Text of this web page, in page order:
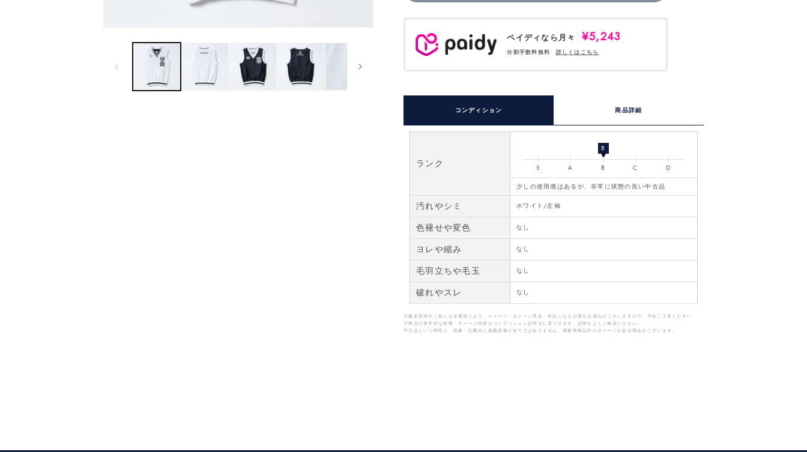
ペイディなら月々 ¥5,243
分割手数料無料 詳しくはこちら
コンディション 商品詳細
ランク S A
B
B C D
少しの使用感はあるが、非常に状態の良い中古品
汚れやシミ ホワイト/左袖
色褪せや変色 なし
ヨレや縮み なし
毛羽立ちや毛玉 なし
破れやスレ なし
※撮影状況やご覧になる環境により、イメージ・ダメージ具合・色合いなどが異なる場合がございますので、予めご了承ください
※商品の基本的な状態・ダメージ内容はコンディション説明文に基づきます。説明をよくご確認ください。
中古品という特性上、画像・記載共に掲載情報が全てではありません。掲載情報以外のダメージがある場合がございます。